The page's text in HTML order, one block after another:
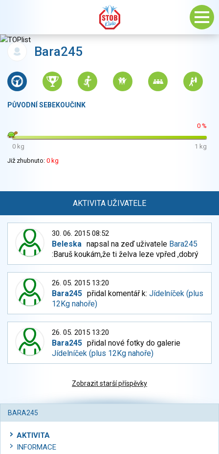
Bara245
PŮVODNÍ SEBEKOUČINK
0 %
0 kg
1 kg
Již zhubnuto: 0 kg
AKTIVITA UŽIVATELE
30. 06. 2015 08:52
Beleska napsal na zeď uživatele Bara245
:Baruš koukám,že ti želva leze vpřed ,dobrý
26. 05. 2015 13:20
Bara245 přidal komentář k:Jídelníček (plus
12Kg nahoře)
26. 05. 2015 13:20
Bara245 přidal nové fotky do galerie
Jídelníček (plus 12Kg nahoře)
Zobrazit starší příspěvky
BARA245
AKTIVITA
INFORMACE